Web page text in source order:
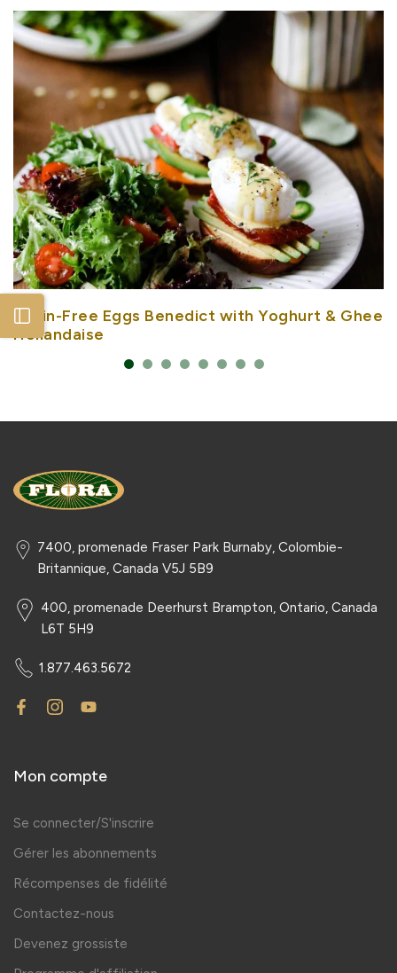
Grain-Free Eggs Benedict with Yoghurt & Ghee
Hollandaise
Open sidebar
7400, promenade Fraser Park Burnaby, Colombie-
Britannique, Canada V5J 5B9
400, promenade Deerhurst Brampton, Ontario, Canada
L6T 5H9
1.877.463.5672
Mon compte
Se connecter/S'inscrire
Gérer les abonnements
Récompenses de fidélité
Contactez-nous
Devenez grossiste